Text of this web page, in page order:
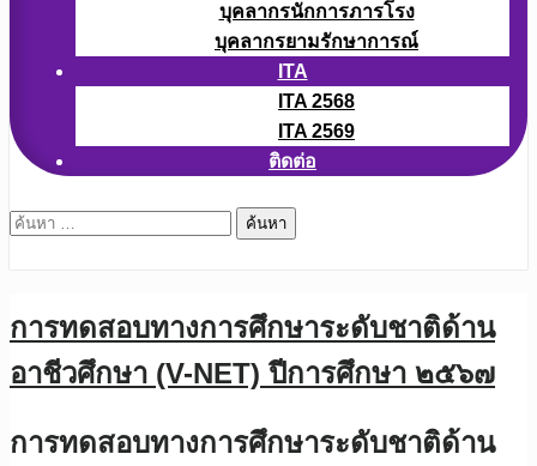
บุคลากรนักการภารโรง
บุคลากรยามรักษาการณ์
ITA
ITA 2568
ITA 2569
ติดต่อ
ค้นหา
การทดสอบทางการศึกษาระดับชาติด้าน
อาชีวศึกษา (V-NET) ปีการศึกษา ๒๕๖๗
การทดสอบทางการศึกษาระดับชาติด้าน